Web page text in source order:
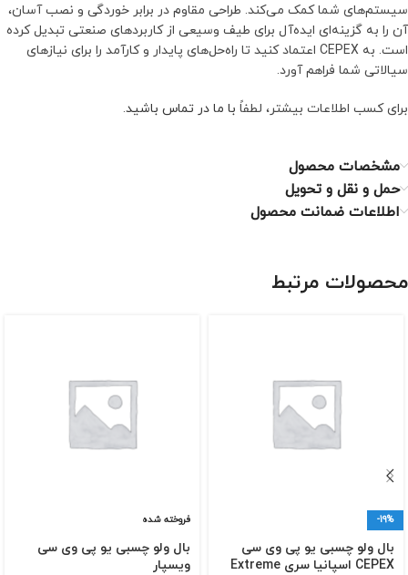
سیستم‌های شما کمک می‌کند. طراحی مقاوم در برابر خوردگی و نصب آسان،
آن را به گزینه‌ای ایده‌آل برای طیف وسیعی از کاربردهای صنعتی تبدیل کرده
است. به CEPEX اعتماد کنید تا راه‌حل‌های پایدار و کارآمد را برای نیازهای
سیالاتی شما فراهم آورد.
برای کسب اطلاعات بیشتر، لطفاً با ما در تماس باشید.
مشخصات محصول
حمل و نقل و تحویل
اطلاعات ضمانت محصول
محصولات مرتبط
-19%
بال ولو چسبی یو پی وی سی
CEPEX اسپانیا سری Extreme
فروخته شده
بال ولو چسبی یو پی وی سی
ویسپار